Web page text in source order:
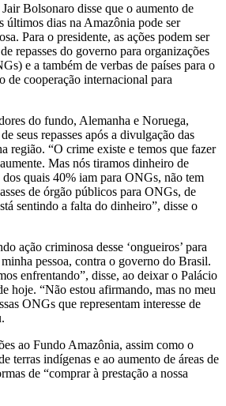
Bolsonaro disse que o aumento de
últimos dias na Amazônia pode ser
Para o presidente, as ações podem ser
repasses do governo para organizações
e a também de verbas de países para o
de cooperação internacional para
do fundo, Alemanha e Noruega,
seus repasses após a divulgação das
região. “O crime existe e temos que fazer
Mas nós tiramos dinheiro de
quais 40% iam para ONGs, não tem
de órgão públicos para ONGs, de
sentindo a falta do dinheiro”, disse o
ação criminosa desse ‘ongueiros’ para
pessoa, contra o governo do Brasil.
enfrentando”, disse, ao deixar o Palácio
hoje. “Não estou afirmando, mas no meu
ONGs que representam interesse de
ao Fundo Amazônia, assim como o
terras indígenas e ao aumento de áreas de
de “comprar à prestação a nossa